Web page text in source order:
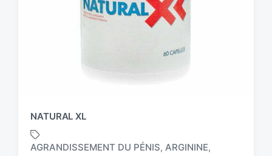
NATURAL XL
AGRANDISSEMENT DU PÉNIS, ARGININE,